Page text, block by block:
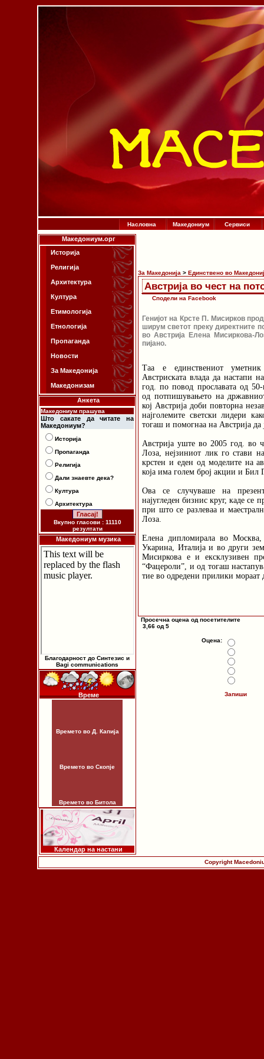
Насловна Македониум Сервиси
Македониум.орг
Историја
Религија
Архитектура
Култура
Етимологија
Етнологија
Пропаганда
Новости
За Македонија
Македонизам
Анкета
Македониум прашува
Што сакате да читате на
Македониум?
Историја
Пропаганда
Религија
Дали знаевте дека?
Култура
Архитектура
Вкупно гласови : 11110
резултати
Македониум музика
Благодарност до Синтезис и
Bagi communications
Време
Времето во Д. Капија
Времето во Скопје
Времето во Битола
Календар на настани
За Македонија > Единствено во
Австрија во чест на
Сподели на Facebook
Генијот на Крсте П. Мисирков
ширум светот преку директните
во Австрија Елена Мисиркова-
пијано.
Таа е единствениот
Австриската влада да настапи
год. по повод прославата од
од потпишувањето на
кој Австрија доби повторна
најголемите светски лидери
тогаш и помогнаа на Австрија да
Австрија уште во 2005 год. во
Лоза, нејзиниот лик го стави
крстен и еден од моделите на
која има голем број акции и Бил
Ова се случуваше на
најугледен бизнис круг, каде се
при што се разлеваа и
Лоза.
Елена дипломирала во
Укарина, Италија и во други
Мисиркова е и ексклузивен
“Фацероли”, и од тогаш
тие во одредени прилики мораат
Просечна оцена од посетителите
3,66 од 5
Оцена:
Запиши
Copyright